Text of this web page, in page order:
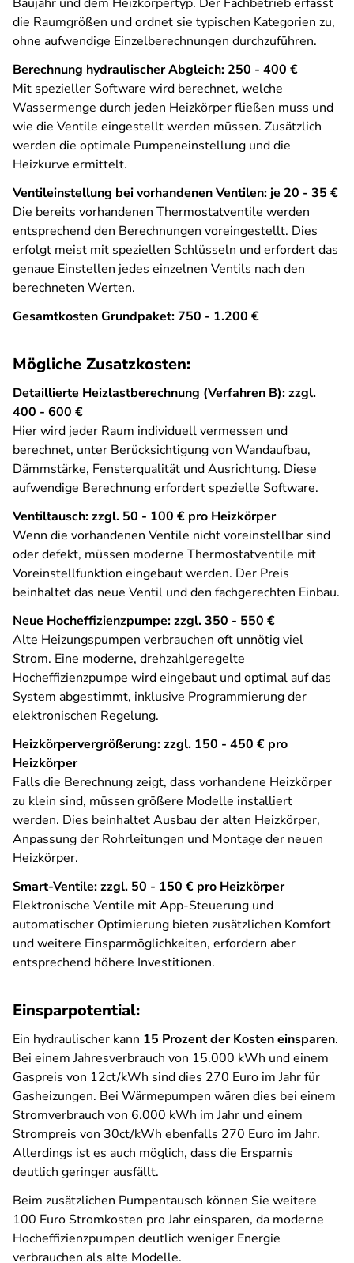
die Raumgrößen und ordnet sie typischen Kategorien zu,
ohne aufwendige Einzelberechnungen durchzuführen.
Berechnung hydraulischer Abgleich: 250 - 400 €
Mit spezieller Software wird berechnet, welche
Wassermenge durch jeden Heizkörper fließen muss und
wie die Ventile eingestellt werden müssen. Zusätzlich
werden die optimale Pumpeneinstellung und die
Heizkurve ermittelt.
Ventileinstellung bei vorhandenen Ventilen: je 20 - 35 €
Die bereits vorhandenen Thermostatventile werden
entsprechend den Berechnungen voreingestellt. Dies
erfolgt meist mit speziellen Schlüsseln und erfordert das
genaue Einstellen jedes einzelnen Ventils nach den
berechneten Werten.
Gesamtkosten Grundpaket: 750 - 1.200 €
Mögliche Zusatzkosten:
Detaillierte Heizlastberechnung (Verfahren B): zzgl.
400 - 600 €
Hier wird jeder Raum individuell vermessen und
berechnet, unter Berücksichtigung von Wandaufbau,
Dämmstärke, Fensterqualität und Ausrichtung. Diese
aufwendige Berechnung erfordert spezielle Software.
Ventiltausch: zzgl. 50 - 100 € pro Heizkörper
Wenn die vorhandenen Ventile nicht voreinstellbar sind
oder defekt, müssen moderne Thermostatventile mit
Voreinstellfunktion eingebaut werden. Der Preis
beinhaltet das neue Ventil und den fachgerechten Einbau.
Neue Hocheffizienzpumpe: zzgl. 350 - 550 €
Alte Heizungspumpen verbrauchen oft unnötig viel
Strom. Eine moderne, drehzahlgeregelte
Hocheffizienzpumpe wird eingebaut und optimal auf das
System abgestimmt, inklusive Programmierung der
elektronischen Regelung.
Heizkörpervergrößerung: zzgl. 150 - 450 € pro
Heizkörper
Falls die Berechnung zeigt, dass vorhandene Heizkörper
zu klein sind, müssen größere Modelle installiert
werden. Dies beinhaltet Ausbau der alten Heizkörper,
Anpassung der Rohrleitungen und Montage der neuen
Heizkörper.
Smart-Ventile: zzgl. 50 - 150 € pro Heizkörper
Elektronische Ventile mit App-Steuerung und
automatischer Optimierung bieten zusätzlichen Komfort
und weitere Einsparmöglichkeiten, erfordern aber
entsprechend höhere Investitionen.
Einsparpotential:
Ein hydraulischer kann 15 Prozent der Kosten einsparen.
Bei einem Jahresverbrauch von 15.000 kWh und einem
Gaspreis von 12ct/kWh sind dies 270 Euro im Jahr für
Gasheizungen. Bei Wärmepumpen wären dies bei einem
Stromverbrauch von 6.000 kWh im Jahr und einem
Strompreis von 30ct/kWh ebenfalls 270 Euro im Jahr.
Allerdings ist es auch möglich, dass die Ersparnis
deutlich geringer ausfällt.
Beim zusätzlichen Pumpentausch können Sie weitere
100 Euro Stromkosten pro Jahr einsparen, da moderne
Hocheffizienzpumpen deutlich weniger Energie
verbrauchen als alte Modelle.